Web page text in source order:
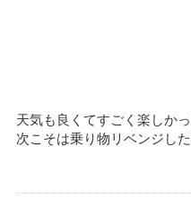
天気も良くてすごく楽しか
次こそは乗り物リベンジし